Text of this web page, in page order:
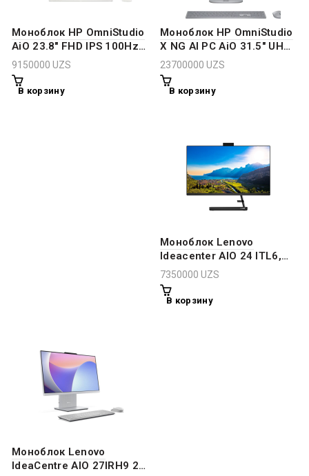
Моноблок HP OmniStudio
AiO 23.8″ FHD IPS 100Hz
Core 5 120U 8GB DDR5
512GB Cotton White
9150000 UZS
В корзину
Моноблок HP OmniStudio
X NG AI PC AiO 31.5″ UHD
IPS Ultra 7 256V 16GB
DDR5 1TB Intel Arc Meteor
Silver
23700000 UZS
В корзину
Моноблок Lenovo
Ideacenter AIO 24 ITL6,
24″ FHD, i3-1115G, 4GB
RAM, 1TB HDD, UMA, Dos
7350000 UZS
В корзину
Моноблок Lenovo
IdeaCentre AIO 27IRH9 27″